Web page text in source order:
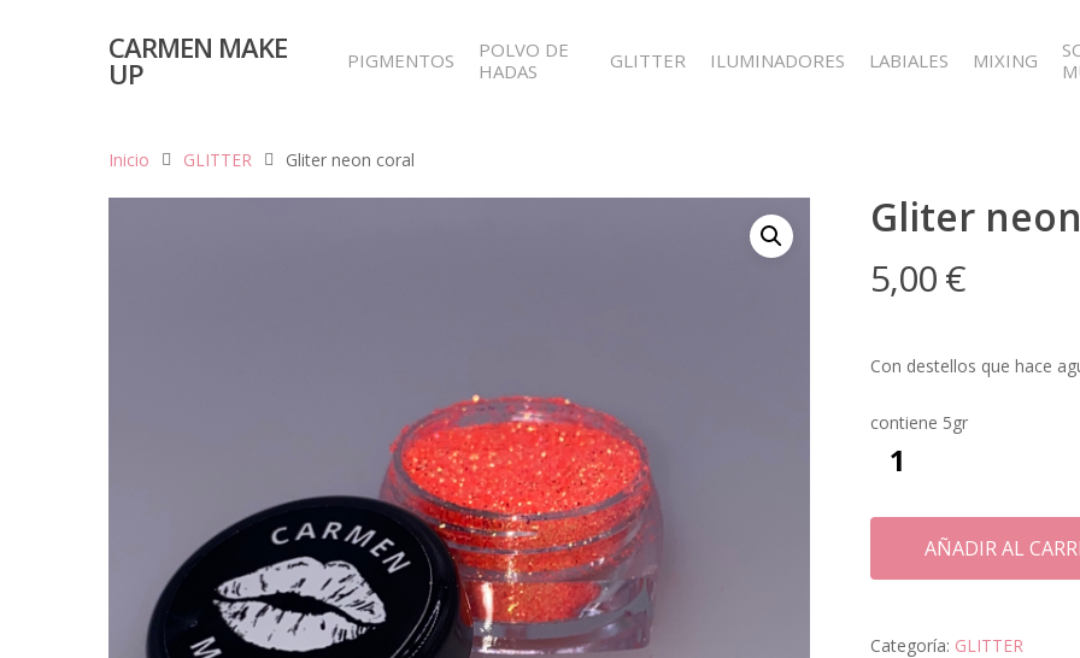
Hit enter to search or ESC to close
CARMEN MAKE
UP PIGMENTOS
POLVO DE
HADAS
GLITTER ILUMINADORES LABIALES MIXING
Inicio GLITTER Gliter neon coral
Gliter
5,00€
Con destellos que hace
contiene 5gr
AÑADIR AL
Categoría: GLITTER